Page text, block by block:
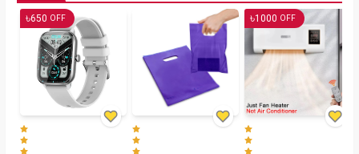
৳650 OFF ৳1000 OFF